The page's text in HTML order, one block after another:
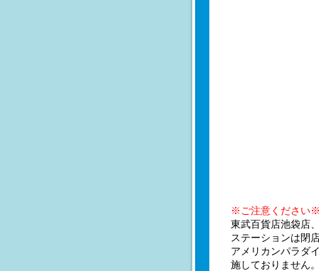
※ご注意ください
東武百貨店池袋店
ステーションは閉
アメリカンパラダ
施しておりません